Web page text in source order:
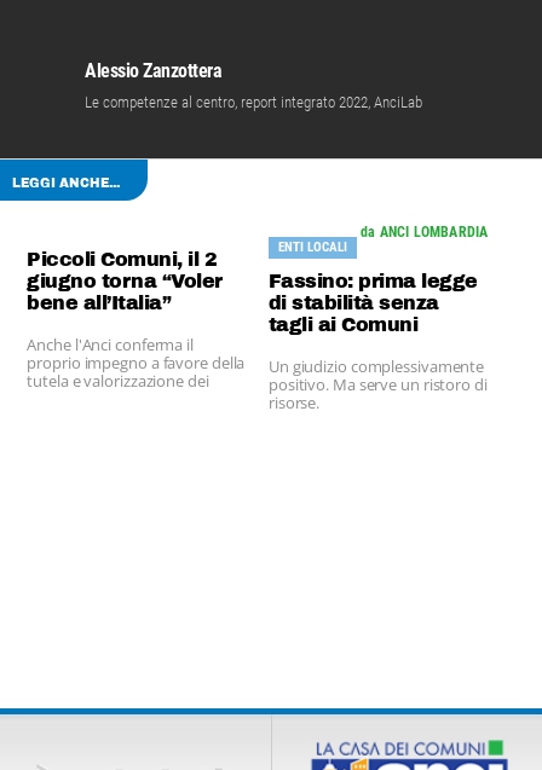
Alessio Zanzottera
Le competenze al centro, report integrato 2022, AnciLab
LEGGI ANCHE...
Piccoli Comuni, il 2
giugno torna “Voler
bene all’Italia”
Anche l'Anci conferma il
proprio impegno a favore della
tutela e valorizzazione dei
da ANCI LOMBARDIA
ENTI LOCALI
Fassino: prima legge
di stabilità senza
tagli ai Comuni
Un giudizio complessivamente
positivo. Ma serve un ristoro di
risorse.